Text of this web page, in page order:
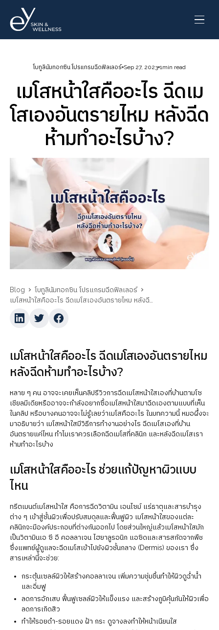
โบทูลินัมทอกซิน โปรแกรมฉีดฟิลเลอร์ Sep 27, 2023 1min read
เมโสหน้าใสคืออะไร ฉีดเม
โสเองอันตรายไหม หลังฉีด
ห้ามทำอะไรบ้าง?
Blog
โบทูลินัมทอกซิน โปรแกรมฉีดฟิลเลอร์
เมโสหน้าใสคืออะไร ฉีดเมโสเองอันตรายไหม
หลังฉีดห้ามทำอะไรบ้าง?
หลาย ๆ คน อาจจะเคยเห็นคลิปรีวิวการฉีดเมโสหน้าใสเองที่บ้านตามโซ
เชียลมีเดียหรืออาจจะกำลังอยากซื้อเมโสหน้าใสมาฉีดเองตามแบบที่เห็น
ในคลิป หรือบางคนอาจจะไม่รู้เลยว่าเมโสคืออะไร ในบทความนี้ หมอผึ้งจะ
มาอธิบายว่า เมโสหน้าใสมีวิธีการทำงานอย่างไร ฉีดเมโสเองที่บ้าน
อันตรายแค่ไหน ทำไมเราควรเลือกฉีดเมโสที่คลินิก และหลังฉีดเมโสเรา
ห้ามทำอะไรบ้าง
เมโสหน้าใสคืออะไร ช่วยแก้ปัญหาผิวแบบ
ไหน
ทรีตเมนต์เมโสหน้าใส คือการฉีดวิตามิน เอนไซม์ แร่ธาตุและสารบำรุง
ต่าง ๆ เข้าสู่ชั้นผิวเพื่อปรับสมดุลและฟื้นฟูผิว เมโสหน้าใสของแต่ละ
คลินิกจะมีองค์ประกอบที่ต่างกันออกไป โดยส่วนใหญ่แล้วเมโสหน้าใสมัก
เป็นวิตามินเอ ซี อี คอลลาเจน ไฮยาลูรอนิก แอซิดและสารสกัดจากพืช
ซึ่งแพทย์ผู้ดูแลจะฉีดเมโสเข้าไปยังผิวชั้นกลาง (Dermis) ของเรา ซึ่ง
สารเหล่านี้จะช่วย:
กระตุ้นเซลล์ผิวให้สร้างคอลลาเจน เพิ่มความชุ่มชื้นทำให้ผิวดูฉ่ำน้ำ
และอิ่มฟู
ลดการอักเสบ ฟื้นฟูเซลล์ผิวให้แข็งแรง และสร้างภูมิคุ้นกันให้ผิวเพื่อ
ลดการเกิดสิว
ทำให้รอยดำ-รอยแดง ฝ้า กระ ดูจางลงทำให้หน้าเนียนใส